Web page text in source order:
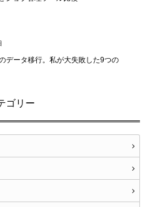
データ移行。私が大失敗した9つの
ゴリー